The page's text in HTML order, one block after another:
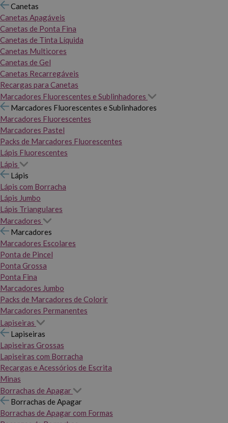
Canetas
Canetas Apagáveis
Canetas de Ponta Fina
Canetas de Tinta Líquida
Canetas Multicores
Canetas de Gel
Canetas Recarregáveis
Recargas para Canetas
Marcadores Fluorescentes e Sublinhadores
Marcadores Fluorescentes e Sublinhadores
Marcadores Fluorescentes
Marcadores Pastel
Packs de Marcadores Fluorescentes
Lápis Fluorescentes
Lápis
Lápis
Lápis com Borracha
Lápis Jumbo
Lápis Triangulares
Marcadores
Marcadores
Marcadores Escolares
Ponta de Pincel
Ponta Grossa
Ponta Fina
Marcadores Jumbo
Packs de Marcadores de Colorir
Marcadores Permanentes
Lapiseiras
Lapiseiras
Lapiseiras Grossas
Lapiseiras com Borracha
Recargas e Acessórios de Escrita
Minas
Borrachas de Apagar
Borrachas de Apagar
Borrachas de Apagar com Formas